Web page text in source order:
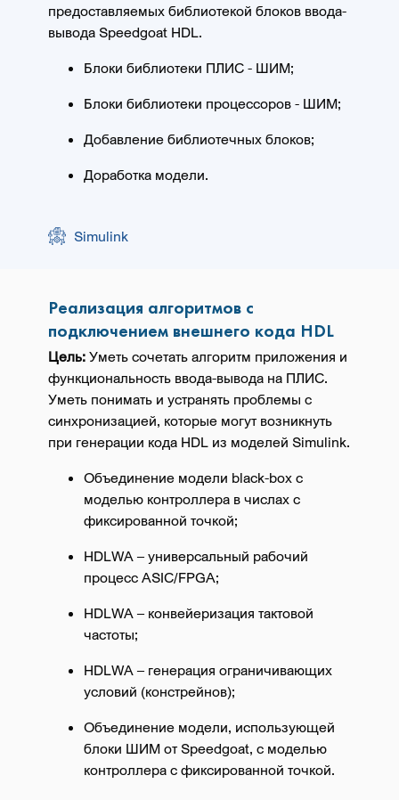
предоставляемых библиотекой блоков ввода-
вывода Speedgoat HDL.
Блоки библиотеки ПЛИС - ШИМ;
Блоки библиотеки процессоров - ШИМ;
Добавление библиотечных блоков;
Доработка модели.
Simulink
Реализация алгоритмов с
подключением внешнего кода HDL
Цель: Уметь сочетать алгоритм приложения и
функциональность ввода-вывода на ПЛИС.
Уметь понимать и устранять проблемы с
синхронизацией, которые могут возникнуть
при генерации кода HDL из моделей Simulink.
Объединение модели black-box с
моделью контроллера в числах с
фиксированной точкой;
HDLWA – универсальный рабочий
процесс ASIC/FPGA;
HDLWA – конвейеризация тактовой
частоты;
HDLWA – генерация ограничивающих
условий (констрейнов);
Объединение модели, использующей
блоки ШИМ от Speedgoat, с моделью
контроллера с фиксированной точкой.